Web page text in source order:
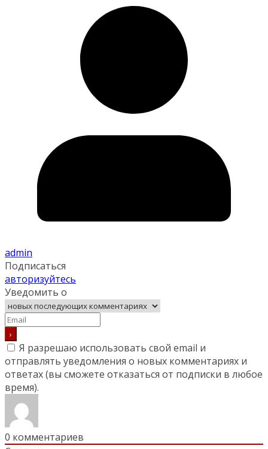
admin
Подписаться
авторизуйтесь
Уведомить о
Я разрешаю использовать свой email и
отправлять уведомления о новых комментариях и
ответах (вы cможете отказаться от подписки в любое
время).
0 комментариев